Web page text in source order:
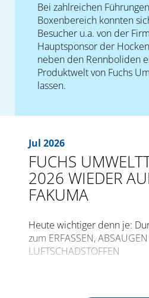
Bei zahlreichen
Boxenbereich konnten
Besucher u.a. von der
Hauptsponsor der
neben den Rennboliden
Produktwelt von Fuchs
lassen.
Jul 2026
FUCHS
2026 WIEDER
FAKUMA
Heute wichtiger denn je:
zum ERFASSEN,
LUFTSCHADSTOFFEN